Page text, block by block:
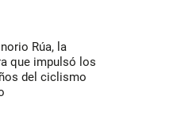
Rúa, la
que impulsó los
del ciclismo